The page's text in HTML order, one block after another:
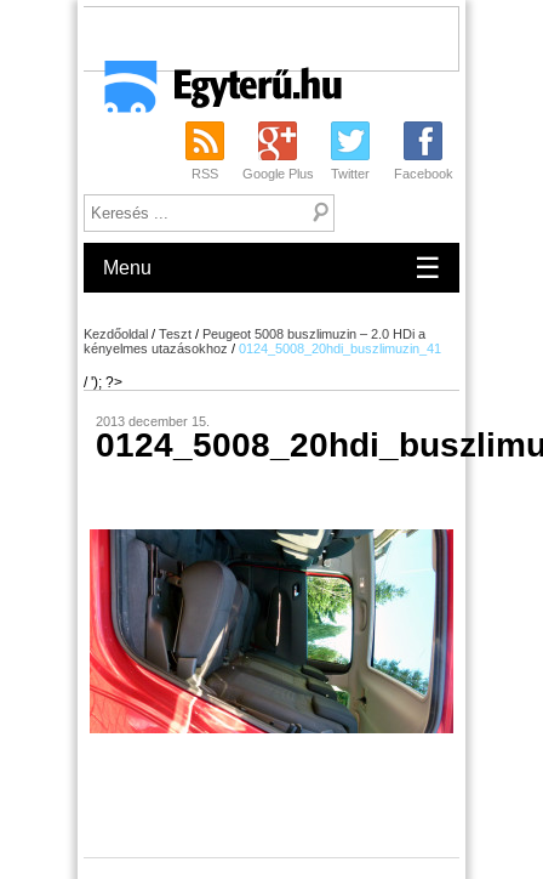
RSS Google Plus Twitter Facebook
Menu ☰
Kezdőoldal / Teszt / Peugeot 5008 buszlimuzin – 2.0 HDi a
kényelmes utazásokhoz / 0124_5008_20hdi_buszlimuzin_41
/ '); ?>
2013 december 15.